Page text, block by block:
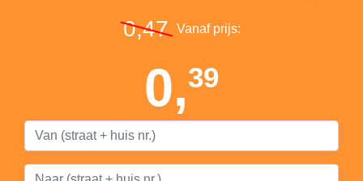
0,47 Vanaf prijs:
0,39